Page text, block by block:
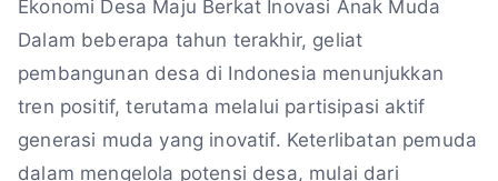
Ekonomi Desa Maju Berkat Inovasi Anak Muda
Dalam beberapa tahun terakhir, geliat
pembangunan desa di Indonesia menunjukkan
tren positif, terutama melalui partisipasi aktif
generasi muda yang inovatif. Keterlibatan pemuda
dalam mengelola potensi desa, mulai dari